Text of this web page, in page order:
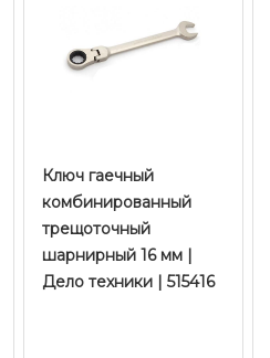
Ключ гаечный
комбинированный
трещоточный
шарнирный 16 мм |
Дело техники | 515416